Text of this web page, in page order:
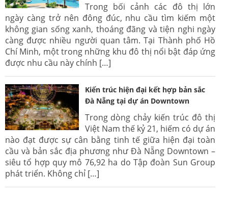
Trong bối cảnh các đô thị lớn
ngày càng trở nên đông đúc, nhu cầu tìm kiếm một
không gian sống xanh, thoáng đãng và tiện nghi ngày
càng được nhiều người quan tâm. Tại Thành phố Hồ
Chí Minh, một trong những khu đô thị nổi bật đáp ứng
được nhu cầu này chính […]
Kiến trúc hiện đại kết hợp bản sắc
Đà Nẵng tại dự án Downtown
Trong dòng chảy kiến trúc đô thị
Việt Nam thế kỷ 21, hiếm có dự án
nào đạt được sự cân bằng tinh tế giữa hiện đại toàn
cầu và bản sắc địa phương như Đà Nẵng Downtown –
siêu tổ hợp quy mô 76,92 ha do Tập đoàn Sun Group
phát triển. Không chỉ […]